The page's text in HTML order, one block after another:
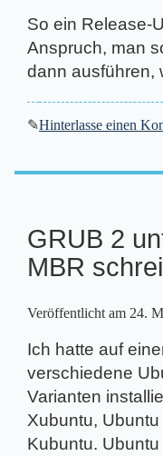
So ein Release-
Anspruch, man
dann ausführen,
✎Hinterlasse einen
GRUB 2
MBR
Veröffentlicht am 24.
Ich hatte auf
verschiedene
Varianten
Xubuntu, Ubuntu
Kubuntu. Ubuntu